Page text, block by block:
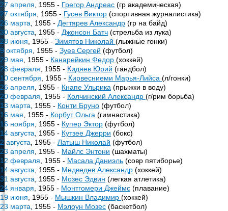
27 апреля , 1955 - Грегор Андреас (гр академическая)
27 октября , 1955 - Гусев Виктор (спортивная журналистика)
26 марта , 1955 - Дегтярев Александр (гр на байд)
30 августа , 1955 - Джонсон Батч (стрельба из лука)
28 июня , 1955 - Зимятов Николай (лыжные гонки)
9 октября , 1955 - Зуев Сергей (футбол)
29 мая , 1955 - Канарейкин Федор (хоккей)
28 февраля , 1955 - Кидяев Юрий (гандбол)
10 сентября , 1955 - Кирвесниеми Марья-Лийса (л/гонки)
26 апреля , 1955 - Кнапе Ульрика (прыжки в воду)
20 февраля , 1955 - Колчинский Александр (г/рим борьба)
13 марта , 1955 - Конти Бруно (футбол)
16 мая , 1955 - Корбут Ольга (гимнастика)
16 ноября , 1955 - Купер Эктор (футбол)
14 августа , 1955 - Кутзее Джерри (бокс)
2 августа , 1955 - Латыш Николай (футбол)
23 апреля , 1955 - Майлс Энтони (шахматы)
12 февраля , 1955 - Масала Даниэль (совр пятиборье)
14 августа , 1955 - Медведев Александр (хоккей)
31 августа , 1955 - Мозес Эдвин (легкая атлетика)
24 января , 1955 - Монтгомери Джеймс (плавание)
19 июня , 1955 - Мышкин Владимир (хоккей)
23 марта , 1955 - Мэлоун Мозес (баскетбол)